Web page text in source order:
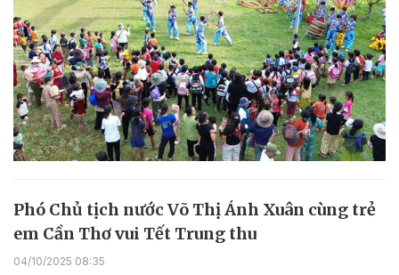
Phó Chủ tịch nước Võ Thị Ánh Xuân cùng trẻ
em Cần Thơ vui Tết Trung thu
04/10/2025 08:35